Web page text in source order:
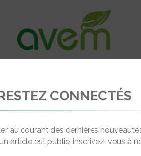
CONNECTÉS
au courant des dernières
article est publié, inscrivez-vous à